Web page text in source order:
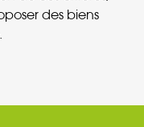
des biens